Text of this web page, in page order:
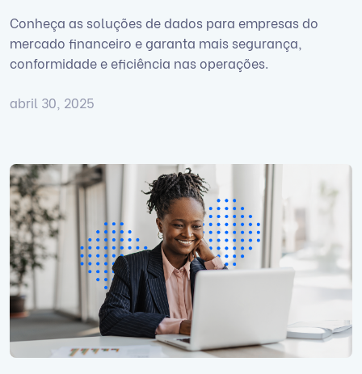
Conheça as soluções de dados para empresas do
mercado financeiro e garanta mais segurança,
conformidade e eficiência nas operações.
abril 30, 2025